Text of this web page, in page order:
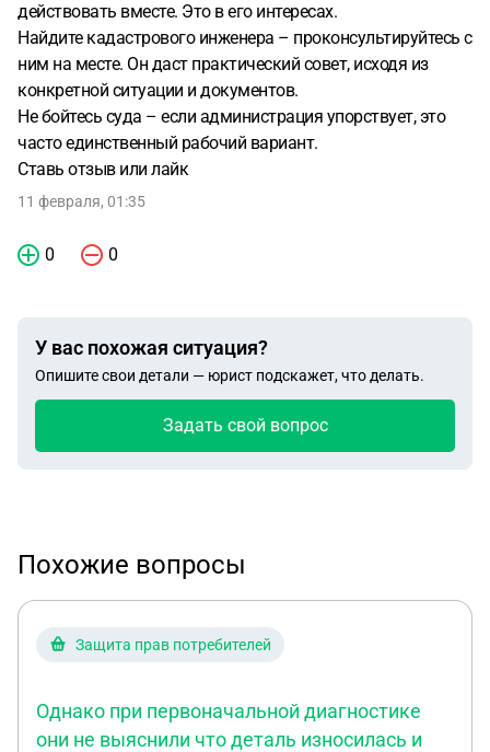
действовать вместе. Это в его интересах.
Найдите кадастрового инженера – проконсультируйтесь с
ним на месте. Он даст практический совет, исходя из
конкретной ситуации и документов.
Не бойтесь суда – если администрация упорствует, это
часто единственный рабочий вариант.
Ставь отзыв или лайк
11 февраля, 01:35
0 0
У вас похожая ситуация?
Опишите свои детали — юрист подскажет, что делать.
Задать свой вопрос
Похожие вопросы
Защита прав потребителей
Однако при первоначальной диагностике
они не выяснили что деталь износилась и